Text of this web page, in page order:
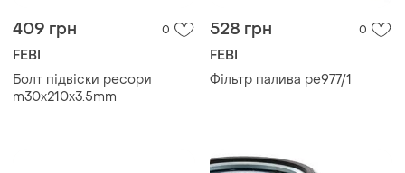
409 грн 0
FEBI
Болт підвіски ресори
m30x210x3.5mm
528 грн 0
FEBI
Фільтр палива pe977/1